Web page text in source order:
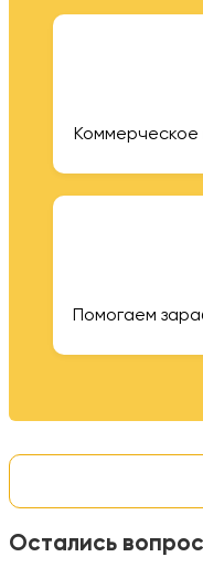
Коммерческое
Помогаем
Остались